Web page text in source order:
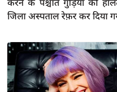
जिला अस्पताल रेफ़र कर दिया